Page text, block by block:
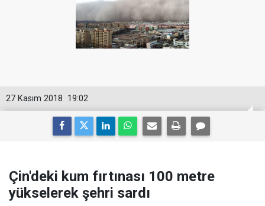
19:02
27 Kasım 2018
Çin'deki kum fırtınası 100 metre
yükselerek şehri sardı